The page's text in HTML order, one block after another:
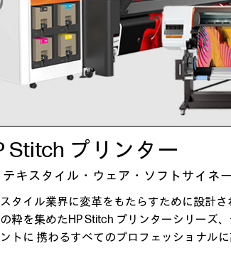
Stitch プリンター
キスタイル・ウェア・ソフトサイネ
タイル業界に変革をもたらすために設計
粋を集めたHP Stitch プリンターシリーズ
トに 携わるすべてのプロフェッショナル